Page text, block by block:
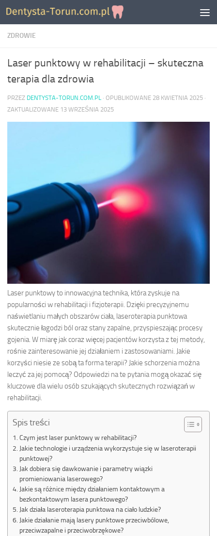
Skip to content
ZDROWIE
Laser punktowy w rehabilitacji – skuteczna
terapia dla zdrowia
PRZEZ DENTYSTA-TORUN.COM.PL · OPUBLIKOWANE 28 KWIETNIA 2025 ·
ZAKTUALIZOWANE 13 WRZEŚNIA 2025
Laser punktowy to innowacyjna technika, która zyskuje na
popularności w rehabilitacji i fizjoterapii. Dzięki precyzyjnemu
naświetlaniu małych obszarów ciała, laseroterapia punktowa
skutecznie łagodzi ból oraz stany zapalne, przyspieszając procesy
gojenia. W miarę jak coraz więcej pacjentów korzysta z tej metody,
rośnie zainteresowanie jej działaniem i zastosowaniami. Jakie
korzyści niesie ze sobą ta forma terapii? Jakie schorzenia można
leczyć za jej pomocą? Odpowiedzi na te pytania mogą okazać się
kluczowe dla wielu osób szukających skutecznych rozwiązań w
rehabilitacji.
Spis treści
Czym jest laser punktowy w rehabilitacji?
Jakie technologie i urządzenia wykorzystuje się w laseroterapii
punktowej?
Jak dobiera się dawkowanie i parametry wiązki
promieniowania laserowego?
Jakie są różnice między działaniem kontaktowym a
bezkontaktowym lasera punktowego?
Jak działa laseroterapia punktowa na ciało ludzkie?
Jakie działanie mają lasery punktowe przeciwbólowe,
przeciwzapalne i przeciwobrzękowe?